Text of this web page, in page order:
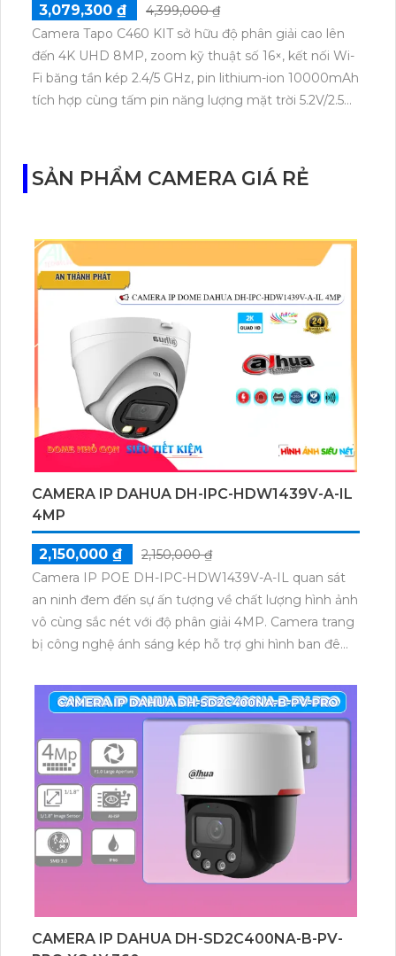
3,079,300 ₫
4,399,000 ₫
Camera Tapo C460 KIT sở hữu độ phân giải cao lên
đến 4K UHD 8MP, zoom kỹ thuật số 16×, kết nối Wi-
Fi băng tần kép 2.4/5 GHz, pin lithium-ion 10000mAh
tích hợp cùng tấm pin năng lượng mặt trời 5.2V/2.5W.
SẢN PHẨM CAMERA GIÁ RẺ
CAMERA IP DAHUA DH-IPC-HDW1439V-A-IL
4MP
2,150,000 ₫
2,150,000 ₫
Camera IP POE DH-IPC-HDW1439V-A-IL quan sát
an ninh đem đến sự ấn tượng về chất lượng hình ảnh
vô cùng sắc nét với độ phân giải 4MP. Camera trang
bị công nghệ ánh sáng kép hỗ trợ ghi hình ban đêm
bảo vệ an ninh hiệu quả hơn camera còn được tích
hợp khả năng phát hiện người với độ chính xác cao
CAMERA IP DAHUA DH-SD2C400NA-B-PV-